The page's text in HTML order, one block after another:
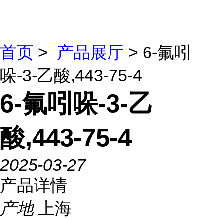
首页 > 产品展厅 > 6-氟吲
哚-3-乙酸,443-75-4
6-氟吲哚-3-乙
酸,443-75-4
2025-03-27
产品详情
产地
上海